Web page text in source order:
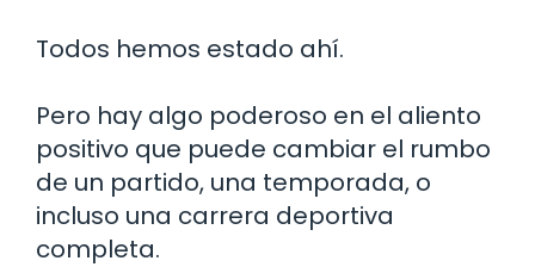
Todos hemos estado ahí.
Pero hay algo poderoso en el aliento
positivo que puede cambiar el rumbo
de un partido, una temporada, o
incluso una carrera deportiva
completa.